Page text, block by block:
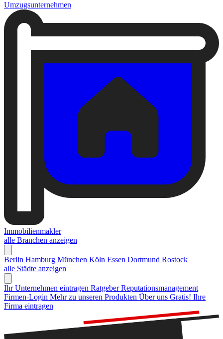
Umzugsunternehmen
Immobilienmakler
alle Branchen anzeigen
Berlin Hamburg München Köln Essen Dortmund Rostock
alle Städte anzeigen
Ihr Unternehmen eintragen Ratgeber Reputationsmanagement
Firmen-Login Mehr zu unseren Produkten Über uns Gratis! Ihre
Firma eintragen